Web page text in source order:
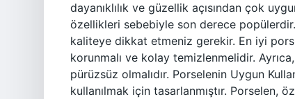
dayanıklılık ve güzellik açısından çok
özellikleri sebebiyle son derece
kaliteye dikkat etmeniz gerekir. En iyi
korunmalı ve kolay temizlenmelidir.
pürüzsüz olmalıdır. Porselenin Uygun
kullanılmak için tasarlanmıştır. Porselen,